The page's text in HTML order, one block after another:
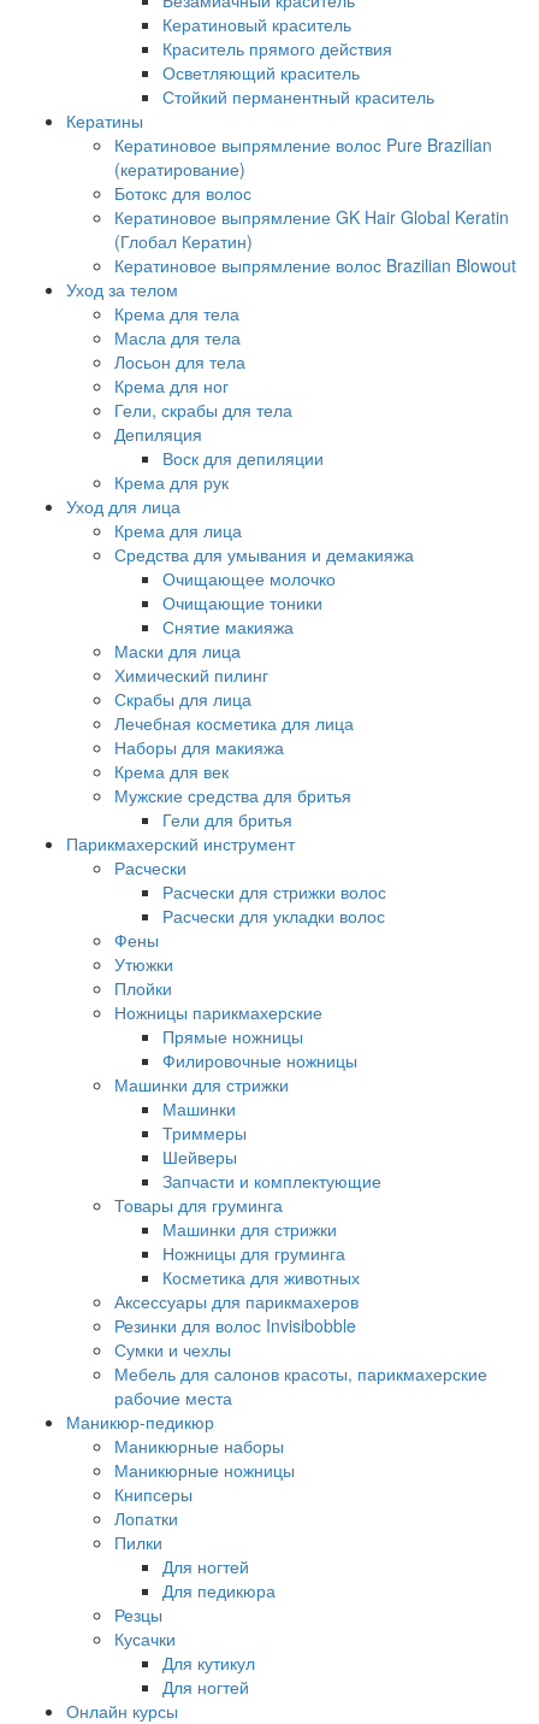
Кератиновый краситель
Краситель прямого действия
Осветляющий краситель
Стойкий перманентный краситель
Кератины
Кератиновое выпрямление волос Pure Brazilian
(кератирование)
Ботокс для волос
Кератиновое выпрямление GK Hair Global Keratin
(Глобал Кератин)
Кератиновое выпрямление волос Brazilian Blowout
Уход за телом
Крема для тела
Масла для тела
Лосьон для тела
Крема для ног
Гели, скрабы для тела
Депиляция
Воск для депиляции
Крема для рук
Уход для лица
Крема для лица
Средства для умывания и демакияжа
Очищающее молочко
Очищающие тоники
Снятие макияжа
Маски для лица
Химический пилинг
Скрабы для лица
Лечебная косметика для лица
Наборы для макияжа
Крема для век
Мужские средства для бритья
Гели для бритья
Парикмахерский инструмент
Расчески
Расчески для стрижки волос
Расчески для укладки волос
Фены
Утюжки
Плойки
Ножницы парикмахерские
Прямые ножницы
Филировочные ножницы
Машинки для стрижки
Машинки
Триммеры
Шейверы
Запчасти и комплектующие
Товары для груминга
Машинки для стрижки
Ножницы для груминга
Косметика для животных
Аксессуары для парикмахеров
Резинки для волос Invisibobble
Сумки и чехлы
Мебель для салонов красоты, парикмахерские
рабочие места
Маникюр-педикюр
Маникюрные наборы
Маникюрные ножницы
Книпсеры
Лопатки
Пилки
Для ногтей
Для педикюра
Резцы
Кусачки
Для кутикул
Для ногтей
Онлайн курсы